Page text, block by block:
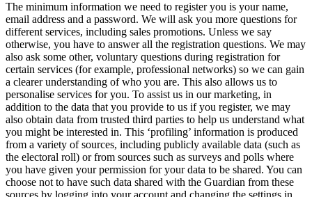
The minimum information we need to register you is your name,
email address and a password. We will ask you more questions for
different services, including sales promotions. Unless we say
otherwise, you have to answer all the registration questions. We may
also ask some other, voluntary questions during registration for
certain services (for example, professional networks) so we can gain
a clearer understanding of who you are. This also allows us to
personalise services for you. To assist us in our marketing, in
addition to the data that you provide to us if you register, we may
also obtain data from trusted third parties to help us understand what
you might be interested in. This ‘profiling’ information is produced
from a variety of sources, including publicly available data (such as
the electoral roll) or from sources such as surveys and polls where
you have given your permission for your data to be shared. You can
choose not to have such data shared with the Guardian from these